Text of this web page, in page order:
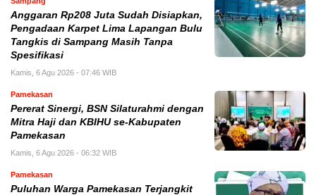
Anggaran Rp208 Juta Sudah Disiapkan,
Pengadaan Karpet Lima Lapangan Bulu
Tangkis di Sampang Masih Tanpa
Spesifikasi
Kamis, 6 Agu 2026 - 07:46 WIB
Pamekasan
Pererat Sinergi, BSN Silaturahmi dengan
Mitra Haji dan KBIHU se-Kabupaten
Pamekasan
Kamis, 6 Agu 2026 - 06:32 WIB
Pamekasan
Puluhan Warga Pamekasan Terjangkit